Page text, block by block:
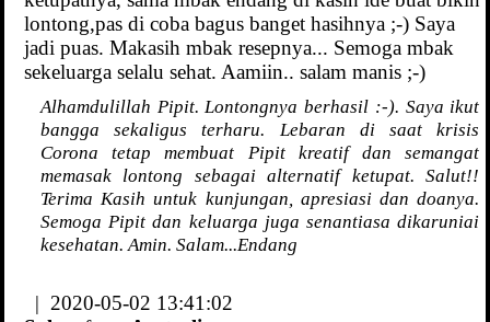
lontong,pas di coba bagus banget hasihnya ;-) Saya
jadi puas. Makasih mbak resepnya... Semoga mbak
sekeluarga selalu sehat. Aamiin.. salam manis ;-)
Alhamdulillah Pipit. Lontongnya berhasil :-). Saya ikut
bangga sekaligus terharu. Lebaran di saat krisis
Corona tetap membuat Pipit kreatif dan semangat
memasak lontong sebagai alternatif ketupat. Salut!!
Terima Kasih untuk kunjungan, apresiasi dan doanya.
Semoga Pipit dan keluarga juga senantiasa dikaruniai
kesehatan. Amin. Salam...Endang
| 2020-05-02 13:41:02